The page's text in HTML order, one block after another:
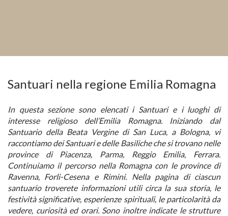
Santuari nella regione Emilia Romagna
In questa sezione sono elencati i Santuari e i luoghi di
interesse religioso dell’Emilia Romagna. Iniziando dal
Santuario della Beata Vergine di San Luca, a Bologna, vi
raccontiamo dei Santuari e delle Basiliche che si trovano nelle
province di Piacenza, Parma, Reggio Emilia, Ferrara.
Continuiamo il percorso nella Romagna con le province di
Ravenna, Forli-Cesena e Rimini. Nella pagina di ciascun
santuario troverete informazioni utili circa la sua storia, le
festività significative, esperienze spirituali, le particolarità da
vedere, curiosità ed orari. Sono inoltre indicate le strutture